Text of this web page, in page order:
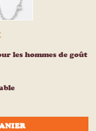
les hommes de goût